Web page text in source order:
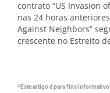
contrato “US Invasion
nas 24 horas
Against Neighbors”
crescente no Estreito
*Este artigo é para fins